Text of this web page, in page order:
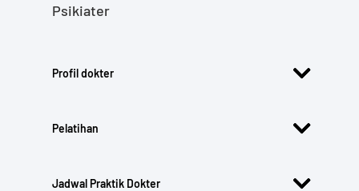
Psikiater
Profil dokter
Pelatihan
Jadwal Praktik Dokter